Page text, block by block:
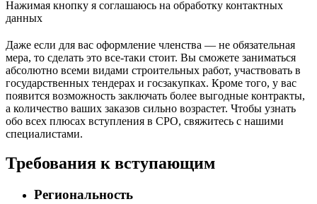
Нажимая кнопку я соглашаюсь на обработку контактных
данных
Даже если для вас оформление членства — не обязательная
мера, то сделать это все-таки стоит. Вы сможете заниматься
абсолютно всеми видами строительных работ, участвовать в
государственных тендерах и госзакупках. Кроме того, у вас
появится возможность заключать более выгодные контракты,
а количество ваших заказов сильно возрастет. Чтобы узнать
обо всех плюсах вступления в СРО, свяжитесь с нашими
специалистами.
Требования к вступающим
Региональность